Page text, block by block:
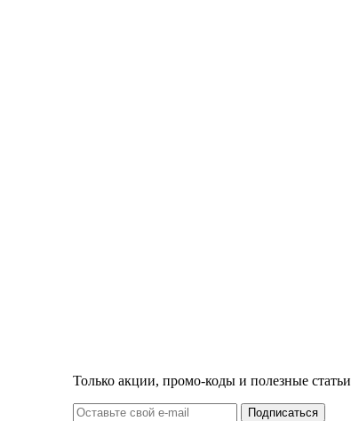
Только акции, промо-коды и полезные статьи